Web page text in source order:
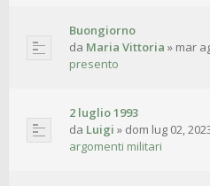
Buongiorno
da Maria Vittoria » mar
presento
2 luglio 1993
da Luigi » dom lug 02,
argomenti militari